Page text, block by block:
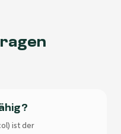
ist der